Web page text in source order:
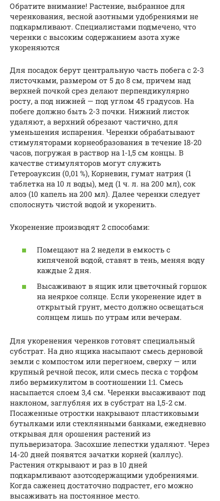
Обратите внимание! Растение, выбранное для
черенкования, весной азотными удобрениями не
подкармливают. Специалистами подмечено, что
черенки с высоким содержанием азота хуже
укореняются
Для посадок берут центральную часть побега с 2-3
листочками, размером от 5 до 8 см, причем над
верхней почкой срез делают перпендикулярно
росту, а под нижней — под углом 45 градусов. На
побеге должно быть 2-3 почки. Нижний листок
удаляют, а верхний обрезают частично, для
уменьшения испарения. Черенки обрабатывают
стимуляторами корнеобразования в течение 18-20
часов, погружая в раствор на 1-1,5 см концы. В
качестве стимуляторов могут служить
Гетероауксин (0,01 %), Корневин, гумат натрия (1
таблетка на 10 л воды), мед (1 ч. л. на 200 мл), сок
алоэ (10 капель на 200 мл). Далее черенки следует
сполоснуть чистой водой и укоренить.
Укоренение производят 2 способами:
Помещают на 2 недели в емкость с
кипяченой водой, ставят в тень, меняя воду
каждые 2 дня.
Высаживают в ящик или цветочный горшок
на неяркое солнце. Если укоренение идет в
открытый грунт, место должно освещаться
солнцем лишь по утрам или вечерам.
Для укоренения черенков готовят специальный
субстрат. На дно ящика насыпают смесь дерновой
земли с компостом или перегноем, сверху — или
крупный речной песок, или смесь песка с торфом
либо вермикулитом в соотношении 1:1. Смесь
насыпается слоем 3,4 см. Черенки высаживают под
наклоном, заглубляя их в субстрат на 1,5-2 см.
Посаженные отростки накрывают пластиковыми
бутылками или стеклянными банками, ежедневно
открывая для орошения растений из
пульверизатора. Засохшие лепестки удаляют. Через
14-20 дней появятся зачатки корней (каллус).
Растения открывают и раз в 10 дней
подкармливают азотсодержащими удобрениями.
Когда саженец достаточно подрастет, его можно
высаживать на постоянное место.